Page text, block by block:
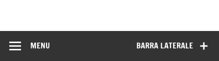
BARRA LATERALE
MENU